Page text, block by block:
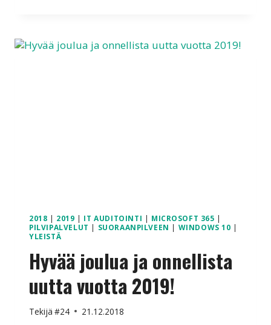
2018 | 2019 | IT AUDITOINTI | MICROSOFT 365 |
PILVIPALVELUT | SUORAANPILVEEN | WINDOWS 10 |
YLEISTÄ
Hyvää joulua ja onnellista
uutta vuotta 2019!
Tekijä #24 21.12.2018